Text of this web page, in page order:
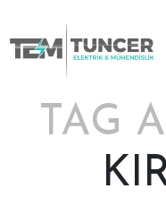
to
TAG